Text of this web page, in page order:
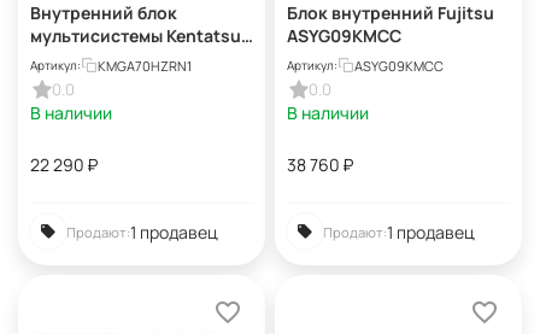
Внутренний блок
мультисистемы Kentatsu
KMGA70HZRN1
Артикул: KMGA70HZRN1
0.0
В наличии
22 290 ₽
Продают:1 продавец
Блок внутренний Fujitsu
ASYG09KMCC
Артикул: ASYG09KMCC
0.0
В наличии
38 760 ₽
Продают:1 продавец